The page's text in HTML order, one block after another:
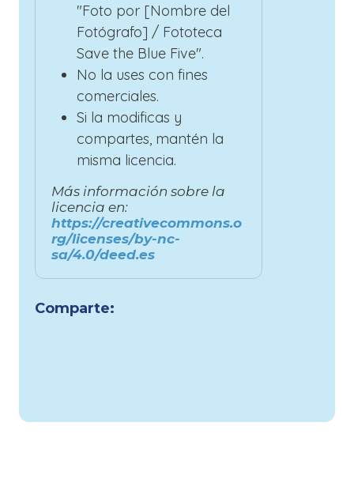
"Foto por [Nombre del
Fotógrafo] / Fototeca
Save the Blue Five".
No la uses con fines
comerciales.
Si la modificas y
compartes, mantén la
misma licencia.
Más información sobre la
licencia en:
https://creativecommons.o
rg/licenses/by-nc-
sa/4.0/deed.es
Comparte: